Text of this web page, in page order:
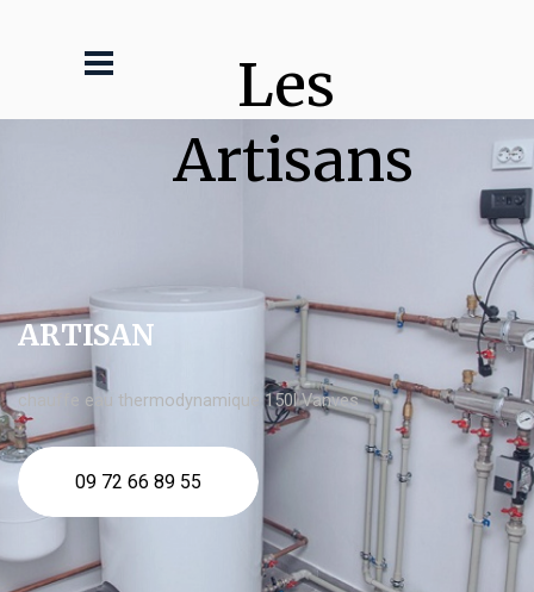
Les
Artisans
ARTISAN
chauffe eau thermodynamique 150l Vanves
09 72 66 89 55